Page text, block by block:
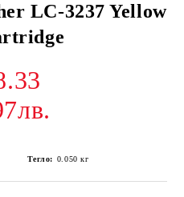
LC-3237 Yellow
Тегло: 0.050 кг